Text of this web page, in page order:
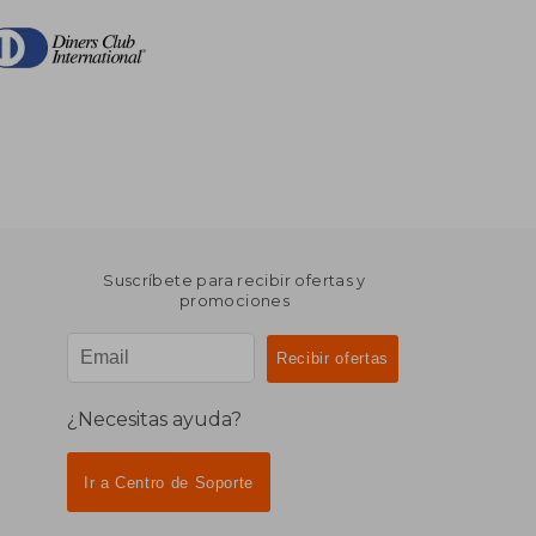
Suscríbete para recibir ofertas y
promociones
¿Necesitas ayuda?
Ir a Centro de Soporte